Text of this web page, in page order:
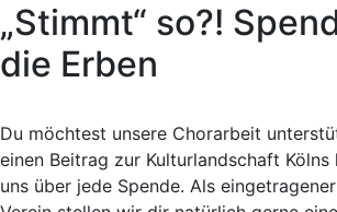
„Stimmt“ so?!
die Erben
Du möchtest unsere Chorarbeit
einen Beitrag zur Kulturlandschaft Kölns
uns über jede Spende. Als